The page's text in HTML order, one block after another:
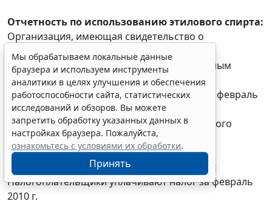
Отчетность по использованию этилового спирта:
Организация, имеющая свидетельство о
регистрации организации,
совершающей операции с денатурированным
этиловым спиртом,
представляет в налоговые органы отчет за февраль
2010 г. об
использовании денатурированного этилового
спирта
Налог на добычу полезных ископаемых:
Налогоплательщики уплачивают налог за февраль
2010 г.
Мы обрабатываем локальные данные
браузера и используем инструменты
аналитики в целях улучшения и обеспечения
работоспособности сайта, статистических
исследований и обзоров. Вы можете
запретить обработку указанных данных в
настройках браузера. Пожалуйста,
ознакомьтесь с условиями их обработки.
Принять